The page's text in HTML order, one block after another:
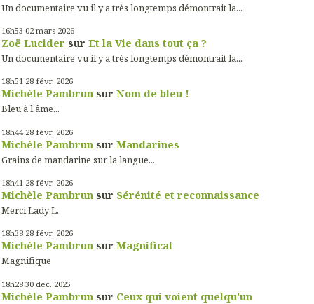
Un documentaire vu il y a très longtemps démontrait la...
16h53 02 mars 2026
Zoë Lucider sur Et la Vie dans tout ça ?
Un documentaire vu il y a très longtemps démontrait la...
18h51 28 févr. 2026
Michèle Pambrun sur Nom de bleu !
Bleu à l'âme...
18h44 28 févr. 2026
Michèle Pambrun sur Mandarines
Grains de mandarine sur la langue...
18h41 28 févr. 2026
Michèle Pambrun sur Sérénité et reconnaissance
Merci Lady L.
18h38 28 févr. 2026
Michèle Pambrun sur Magnificat
Magnifique
18h28 30 déc. 2025
Michèle Pambrun sur Ceux qui voient quelqu'un